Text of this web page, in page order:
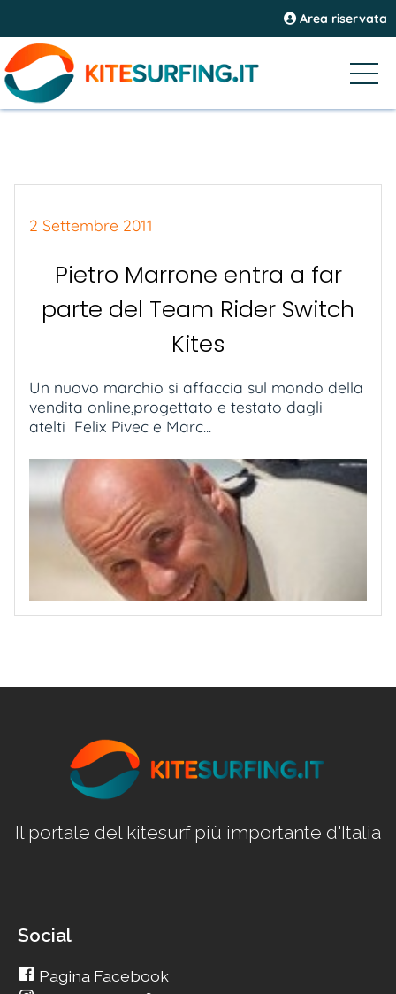
Area riservata
2 Settembre 2011
Pietro Marrone entra a far
parte del Team Rider Switch
Kites
Un nuovo marchio si affaccia sul mondo della
vendita online,progettato e testato dagli
atelti Felix Pivec e Marc...
Il portale del kitesurf più importante d'Italia
Social
Pagina Facebook